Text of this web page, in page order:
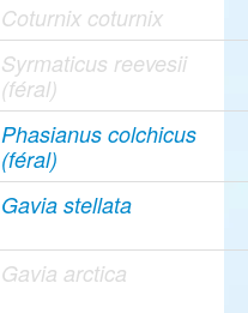
Coturnix coturnix
Syrmaticus reevesii
(féral)
Phasianus colchicus
(féral)
Gavia stellata
Gavia arctica